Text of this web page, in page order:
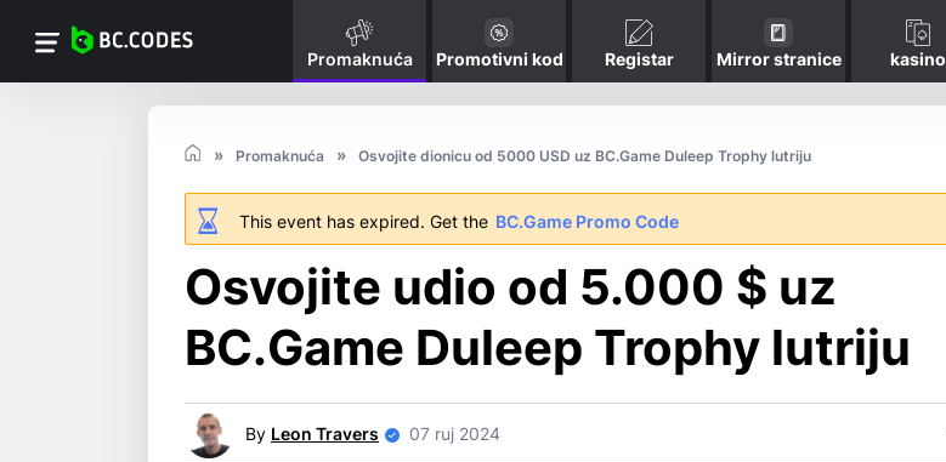
Promaknuća Promotivni kod Registar Mirror stranice kasino
Promaknuća Osvojite dionicu od 5000 USD uz BC.Game Duleep Trophy lutriju
This event has expired. Get the BC.Game Promo Code
Osvojite udio od 5.000 $ uz
BC.Game Duleep Trophy lutriju
By Leon Travers 07 ruj 2024